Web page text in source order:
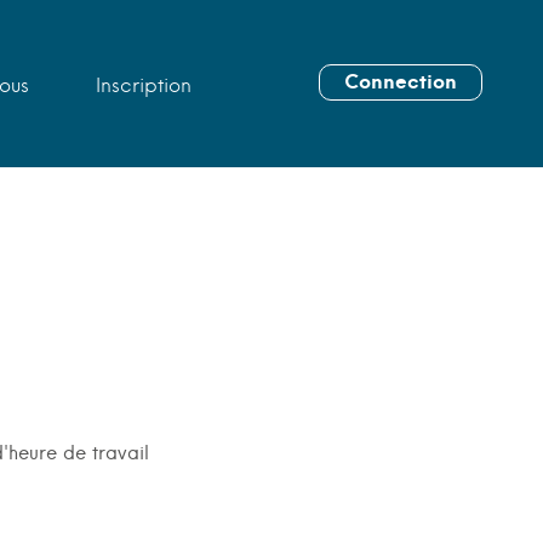
Inscription Connection
de travail